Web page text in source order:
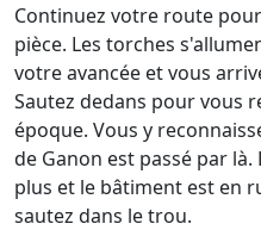
Continuez votre route
pièce. Les torches
votre avancée et vous
Sautez dedans pour vous
époque. Vous y
de Ganon est passé par
plus et le bâtiment est en
sautez dans le trou.